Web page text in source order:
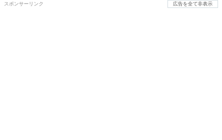
スポンサーリンク 広告を全て非表示